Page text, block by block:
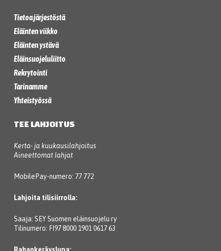
Tietoa järjestöstä
Eläinten viikko
Eläinten ystävä
Eläinsuojeluliitto
Rekrytointi
Tarinamme
Yhteistyössä
TEE LAHJOITUS
Kerta- ja kuukausilahjoitus
Aineettomat lahjat
MobilePay-numero: 77 772
Lahjoita tilisiirrolla:
Saaja: SEY Suomen eläinsuojelu ry
Tilinumero: FI97 8000 1901 0617 63
Rahankeräyslupa: